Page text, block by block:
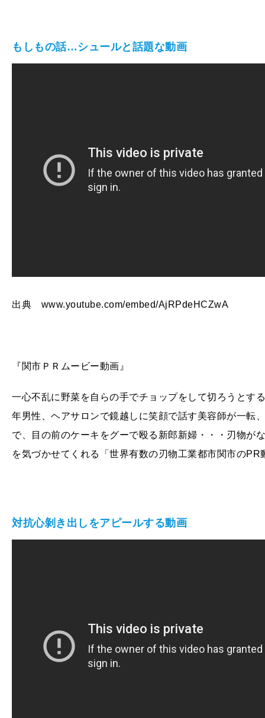
もしもの話…シュールと話題な動画
出典 www.youtube.com/embed/AjRPdeHCZwA
『関市ＰＲムービー動画』
一心不乱に野菜を自らの手でチョップをして切ろうとす
年男性、ヘアサロンで鏡越しに笑顔で話す美容師が一転
で、目の前のケーキをグーで殴る新郎新婦・・・刃物が
を気づかせてくれる「世界有数の刃物工業都市関市のPR
対抗心剝き出しをアピールする動画